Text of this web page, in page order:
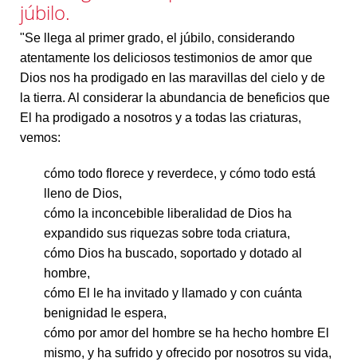
júbilo.
"Se llega al primer grado, el júbilo, considerando
atentamente los deliciosos testimonios de amor que
Dios nos ha prodigado en las maravillas del cielo y de
la tierra. Al considerar la abundancia de beneficios que
El ha prodigado a nosotros y a todas las criaturas,
vemos:
cómo todo florece y reverdece, y cómo todo está
lleno de Dios,
cómo la inconcebible liberalidad de Dios ha
expandido sus riquezas sobre toda criatura,
cómo Dios ha buscado, soportado y dotado al
hombre,
cómo El le ha invitado y llamado y con cuánta
benignidad le espera,
cómo por amor del hombre se ha hecho hombre El
mismo, y ha sufrido y ofrecido por nosotros su vida,